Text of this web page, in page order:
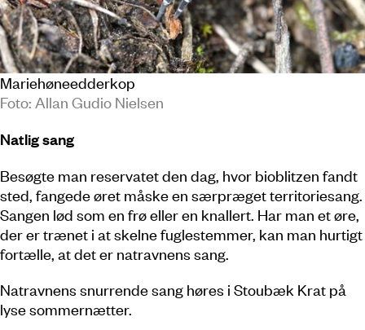
Mariehøneedderkop
Foto: Allan Gudio Nielsen
Natlig sang
Besøgte man reservatet den dag, hvor bioblitzen fandt
sted, fangede øret måske en særpræget territoriesang.
Sangen lød som en frø eller en knallert. Har man et øre,
der er trænet i at skelne fuglestemmer, kan man hurtigt
fortælle, at det er natravnens sang.
Natravnens snurrende sang høres i Stoubæk Krat på
lyse sommernætter.